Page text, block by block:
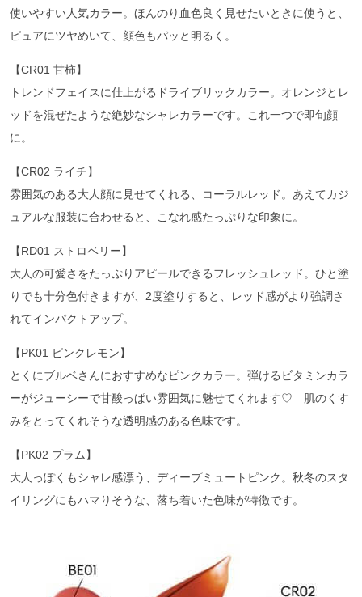
使いやすい人気カラー。ほんのり血色良く見せたいときに使うと、
ピュアにツヤめいて、顔色もパッと明るく。
【CR01 甘柿】
トレンドフェイスに仕上がるドライブリックカラー。オレンジとレ
ッドを混ぜたような絶妙なシャレカラーです。これ一つで即旬顔
に。
【CR02 ライチ】
雰囲気のある大人顔に見せてくれる、コーラルレッド。あえてカジ
ュアルな服装に合わせると、こなれ感たっぷりな印象に。
【RD01 ストロベリー】
大人の可愛さをたっぷりアピールできるフレッシュレッド。ひと塗
りでも十分色付きますが、2度塗りすると、レッド感がより強調さ
れてインパクトアップ。
【PK01 ピンクレモン】
とくにブルベさんにおすすめなピンクカラー。弾けるビタミンカラ
ーがジューシーで甘酸っぱい雰囲気に魅せてくれます♡ 肌のくす
みをとってくれそうな透明感のある色味です。
【PK02 プラム】
大人っぽくもシャレ感漂う、ディープミュートピンク。秋冬のスタ
イリングにもハマりそうな、落ち着いた色味が特徴です。